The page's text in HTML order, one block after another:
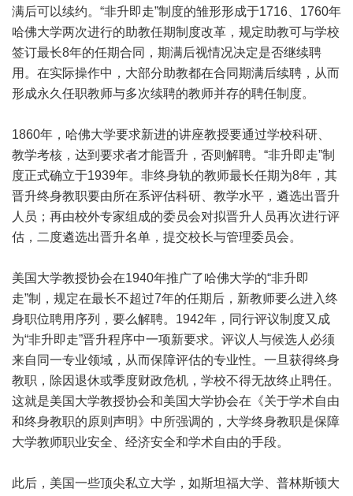
满后可以续约。“非升即走”制度的雏形形成于1716、1760年
哈佛大学两次进行的助教任期制度改革，规定助教可与学校
签订最长8年的任期合同，期满后视情况决定是否继续聘
用。在实际操作中，大部分助教都在合同期满后续聘，从而
形成永久任职教师与多次续聘的教师并存的聘任制度。
1860年，哈佛大学要求新进的讲座教授要通过学校科研、
教学考核，达到要求者才能晋升，否则解聘。“非升即走”制
度正式确立于1939年。非终身轨的教师最长任期为8年，其
晋升终身教职要由所在系评估科研、教学水平，遴选出晋升
人员；再由校外专家组成的委员会对拟晋升人员再次进行评
估，二度遴选出晋升名单，提交校长与管理委员会。
美国大学教授协会在1940年推广了哈佛大学的“非升即
走”制，规定在最长不超过7年的任期后，新教师要么进入终
身职位聘用序列，要么解聘。1942年，同行评议制度又成
为“非升即走”晋升程序中一项新要求。评议人与候选人必须
来自同一专业领域，从而保障评估的专业性。一旦获得终身
教职，除因退休或季度财政危机，学校不得无故终止聘任。
这就是美国大学教授协会和美国大学协会在《关于学术自由
和终身教职的原则声明》中所强调的，大学终身教职是保障
大学教师职业安全、经济安全和学术自由的手段。
此后，美国一些顶尖私立大学，如斯坦福大学、普林斯顿大